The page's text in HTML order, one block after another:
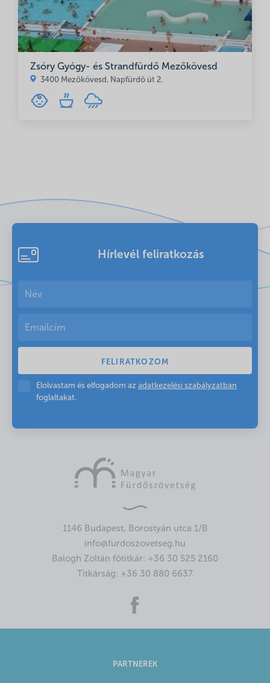
Zsóry Gyógy- és Strandfürdő Mezőkövesd
3400 Mezőkövesd, Napfürdő út 2.
Hírlevél feliratkozás
Elolvastam és elfogadom az adatkezelési szabályzatban
foglaltakat.
1146 Budapest, Borostyán utca 1/B
info@furdoszovetseg.hu
Balogh Zoltán főtitkár: +36 30 525 2160
Titkárság: +36 30 880 6637
PARTNEREK